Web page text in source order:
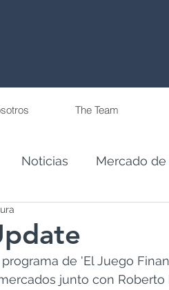
The Team
Noticias Mercado
Financiero
de 'El Juego
junto con Roberto